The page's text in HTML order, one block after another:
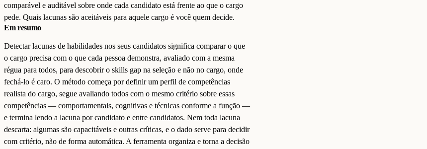
comparável e auditável sobre onde cada candidato está frente ao que o cargo
pede. Quais lacunas são aceitáveis para aquele cargo é você quem decide.
Em resumo
Detectar lacunas de habilidades nos seus candidatos significa comparar o que
o cargo precisa com o que cada pessoa demonstra, avaliado com a mesma
régua para todos, para descobrir o skills gap na seleção e não no cargo, onde
fechá-lo é caro. O método começa por definir um perfil de competências
realista do cargo, segue avaliando todos com o mesmo critério sobre essas
competências — comportamentais, cognitivas e técnicas conforme a função —
e termina lendo a lacuna por candidato e entre candidatos. Nem toda lacuna
descarta: algumas são capacitáveis e outras críticas, e o dado serve para decidir
com critério, não de forma automática. A ferramenta organiza e torna a decisão